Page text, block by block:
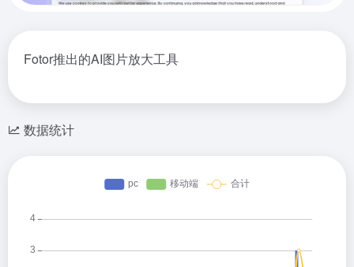
Fotor推出的AI图片放大工具
数据统计